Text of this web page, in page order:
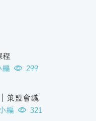
程
編 299
策盟會議
編 321